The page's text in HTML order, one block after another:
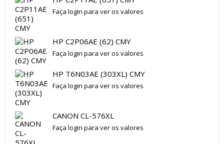
Faça login para ver os valores
HP C2P06AE (62) CMY
Faça login para ver os valores
HP T6N03AE (303XL) CMY
Faça login para ver os valores
CANON CL-576XL
Faça login para ver os valores